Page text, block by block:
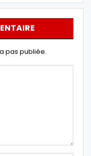
pas publiée.